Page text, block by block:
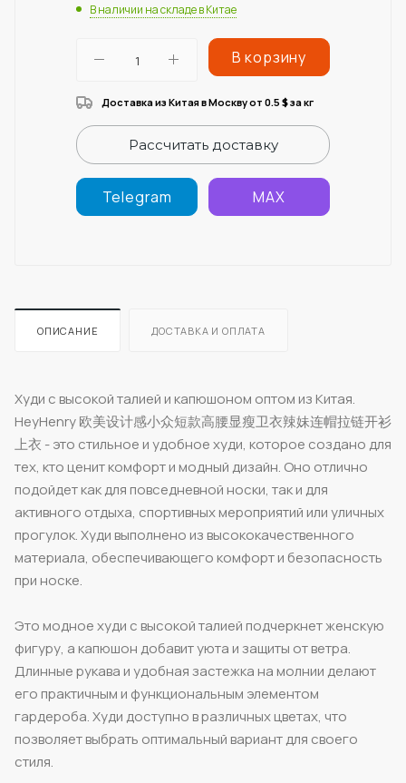
В наличии на складе в Китае
В корзину
Доставка из Китая в Москву от 0.5 $за кг
Рассчитать доставку
Telegram MAX
ОПИСАНИЕ ДОСТАВКА И ОПЛАТА
Худи с высокой талией и капюшоном оптом из Китая.
HeyHenry 欧美设计感小众短款高腰显瘦卫衣辣妹连帽拉链开衫
上衣 - это стильное и удобное худи, которое создано для
тех, кто ценит комфорт и модный дизайн. Оно отлично
подойдет как для повседневной носки, так и для
активного отдыха, спортивных мероприятий или уличных
прогулок. Худи выполнено из высококачественного
материала, обеспечивающего комфорт и безопасность
при носке.
Это модное худи с высокой талией подчеркнет женскую
фигуру, а капюшон добавит уюта и защиты от ветра.
Длинные рукава и удобная застежка на молнии делают
его практичным и функциональным элементом
гардероба. Худи доступно в различных цветах, что
позволяет выбрать оптимальный вариант для своего
стиля.